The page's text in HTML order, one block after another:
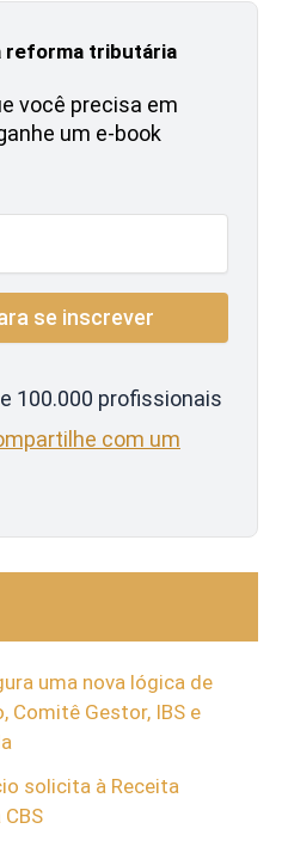
reforma tributária
você precisa em
um e-book
100.000 profissionais
com um
uma nova lógica de
Comitê Gestor, IBS e
solicita à Receita